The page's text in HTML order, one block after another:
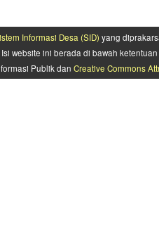
Informasi Desa (SID) yang
Isi website ini berada di bawah
Publik dan Creative Commons